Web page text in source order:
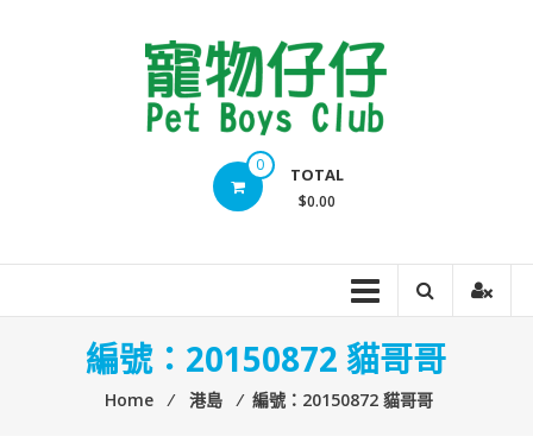
0 TOTAL
$0.00
編號：20150872 貓哥哥
Home ⁄ 港島 ⁄ 編號：20150872 貓哥哥